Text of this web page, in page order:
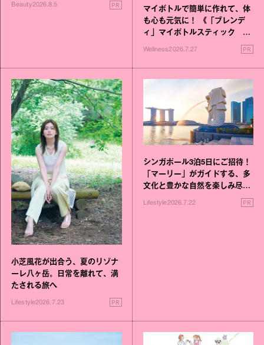
Beauty2026.8.5 PR
マイボトルで簡単に作れて、体
も心も元気に！ 《「ブレンデ
ィ」マイボトルスティック い
いこと毎日》シリーズが誕生
Wellness2026.7.27 PR
小芝風花が出合う、夏のリゾナ
ーレ八ヶ岳。日常を離れて、満
たされる旅へ
Lifestyle2026.7.23 PR
シンガポール3泊5日にご招待！
「マーリー」がガイドする、多
文化と豊かな自然を楽しみ尽く
Lifestyle2026.7.22 PR